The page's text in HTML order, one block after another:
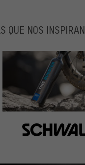
QUE NOS INSPIRAN